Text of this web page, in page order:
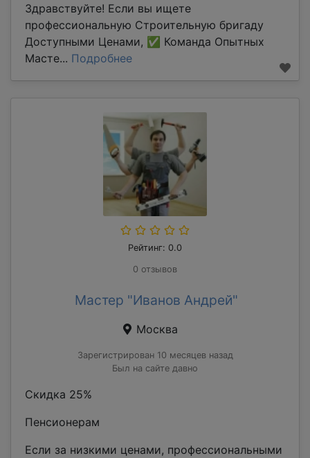
Здравствуйте! Если вы ищете
профессиональную Строительную бригаду
Доступными Ценами, ✅ Команда Опытных
Масте... Подробнее
Рейтинг: 0.0
0 отзывов
Мастер "Иванов Андрей"
Москва
Зарегистрирован 10 месяцев назад
Был на сайте давно
Скидка 25%
Пенсионерам
Если за низкими ценами, профессиональными